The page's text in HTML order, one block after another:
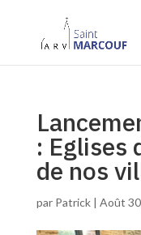
: Eglises
de nos
par Patrick| Août